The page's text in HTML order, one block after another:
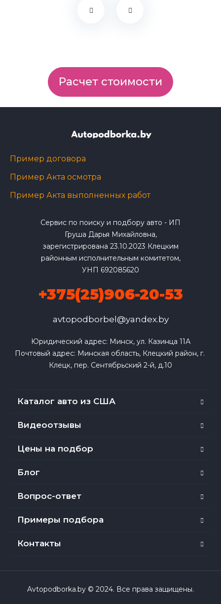
Расчет стоимости
Пример договора
Пример Акта осмотра
Пример Акта выполненных работ
Сервис по поиску и подбору авто - ИП
Груша Дарья Михайловна,
зарегистрирована 23.10.2023 Клецким
районным исполнительным комитетом,
УНП 692085620
+375(25)906-20-53
avtopodborbel@yandex.by
Юридический адрес: Минск, ул. Казинца 11А
Почтовый адрес: Минская область, Клецкий район, г.
Клецк, пер. Сентябрьский 2-й, д.10
Каталог авто из США
Видеоотзывы
Цены на подбор
Блог
Вопрос-ответ
Примеры подбора
Контакты
Avtopodborka.by © 2024. Все права защищены.